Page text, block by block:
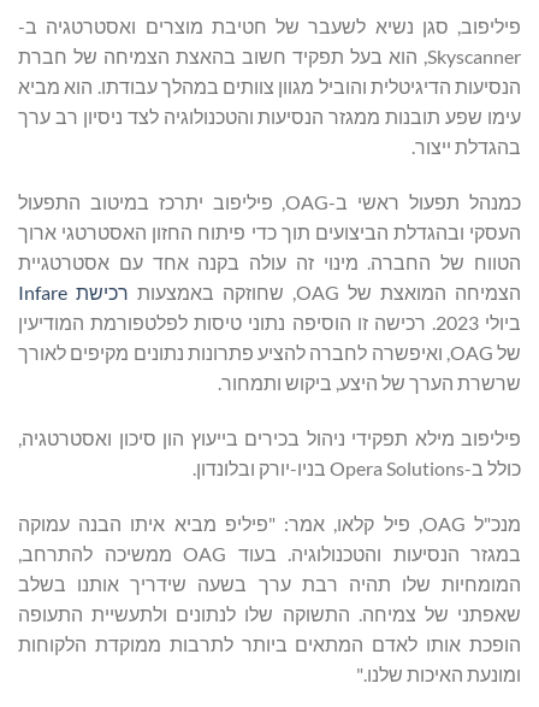
פיליפוב, סגן נשיא לשעבר של חטיבת מוצרים ואסטרטגיה ב-
Skyscanner, הוא בעל תפקיד חשוב בהאצת הצמיחה של חברת
הנסיעות הדיגיטלית והוביל מגוון צוותים במהלך עבודתו. הוא מביא
עימו שפע תובנות ממגזר הנסיעות והטכנולוגיה לצד ניסיון רב ערך
בהגדלת ייצור.
כמנהל תפעול ראשי ב-OAG, פיליפוב יתרכז במיטוב התפעול
העסקי ובהגדלת הביצועים תוך כדי פיתוח החזון האסטרטגי ארוך
הטווח של החברה. מינוי זה עולה בקנה אחד עם אסטרטגיית
הצמיחה המואצת של OAG, שחוזקה באמצעות
רכישת Infare
ביולי 2023. רכישה זו הוסיפה נתוני טיסות לפלטפורמת המודיעין
של OAG, ואיפשרה לחברה להציע פתרונות נתונים מקיפים לאורך
שרשרת הערך של היצע, ביקוש ותמחור.
פיליפוב מילא תפקידי ניהול בכירים בייעוץ הון סיכון ואסטרטגיה,
כולל ב-Opera Solutions בניו-יורק ובלונדון.
מנכ"ל OAG, פיל קלאו, אמר: "פיליפ מביא איתו הבנה עמוקה
במגזר הנסיעות והטכנולוגיה. בעוד OAG ממשיכה להתרחב,
המומחיות שלו תהיה רבת ערך בשעה שידריך אותנו בשלב
שאפתני של צמיחה. התשוקה שלו לנתונים ולתעשיית התעופה
הופכת אותו לאדם המתאים ביותר לתרבות ממוקדת הלקוחות
ומונעת האיכות שלנו."